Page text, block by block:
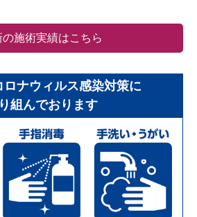
の施術実績はこちら
ロナウィルス感染対策に
組んでおります